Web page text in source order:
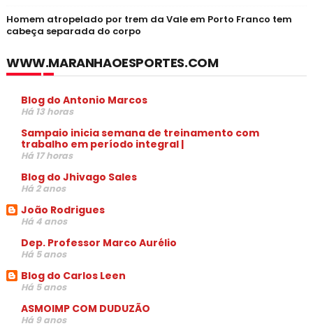
Homem atropelado por trem da Vale em Porto Franco tem
cabeça separada do corpo
WWW.MARANHAOESPORTES.COM
Blog do Antonio Marcos
Há 13 horas
Sampaio inicia semana de treinamento com
trabalho em período integral |
Há 17 horas
Blog do Jhivago Sales
Há 2 anos
João Rodrigues
Há 4 anos
Dep. Professor Marco Aurélio
Há 5 anos
Blog do Carlos Leen
Há 5 anos
ASMOIMP COM DUDUZÃO
Há 9 anos